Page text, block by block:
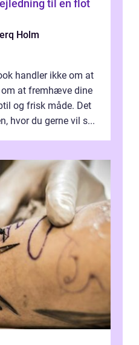
Holm
handler ikke om at
at fremhæve dine
og frisk måde. Det
hvor du gerne vil s...